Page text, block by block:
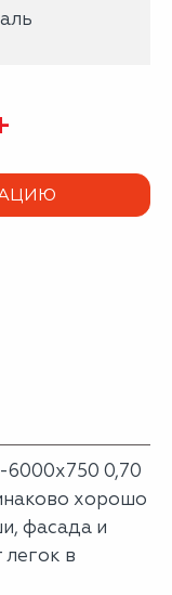
0,70
хорошо
фасада и
в